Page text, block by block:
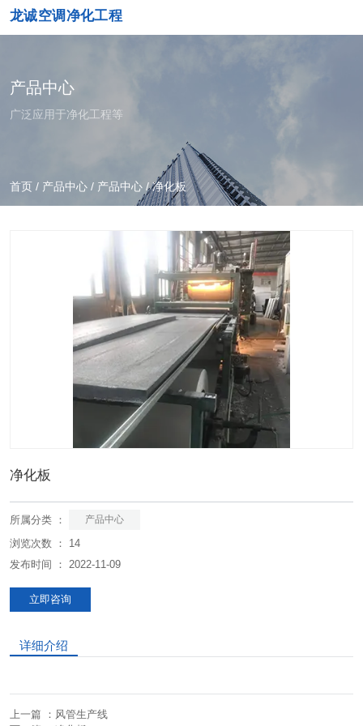
龙诚空调净化工程
产品中心
广泛应用于净化工程等
首页 / 产品中心 / 产品中心 /净化板
净化板
所属分类 ： 产品中心
浏览次数 ： 14
发布时间 ： 2022-11-09
立即咨询
详细介绍
上一篇 ： 风管生产线